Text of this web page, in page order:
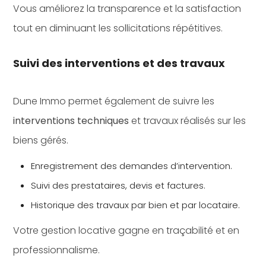
Vous améliorez la transparence et la satisfaction
tout en diminuant les sollicitations répétitives.
Suivi des interventions et des travaux
Dune Immo permet également de suivre les
interventions techniques et travaux réalisés sur les
biens gérés.
Enregistrement des demandes d’intervention.
Suivi des prestataires, devis et factures.
Historique des travaux par bien et par locataire.
Votre gestion locative gagne en traçabilité et en
professionnalisme.